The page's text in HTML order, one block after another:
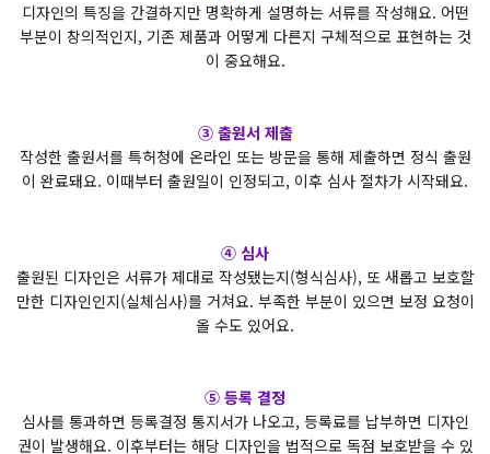
디자인의 특징을 간결하지만 명확하게 설명하는 서류를 작성해요. 어떤
부분이 창의적인지, 기존 제품과 어떻게 다른지 구체적으로 표현하는 것
이 중요해요.
③ 출원서 제출
작성한 출원서를 특허청에 온라인 또는 방문을 통해 제출하면 정식 출원
이 완료돼요. 이때부터 출원일이 인정되고, 이후 심사 절차가 시작돼요.
④ 심사
출원된 디자인은 서류가 제대로 작성됐는지(형식심사), 또 새롭고 보호할
만한 디자인인지(실체심사)를 거쳐요. 부족한 부분이 있으면 보정 요청이
올 수도 있어요.
⑤ 등록 결정
심사를 통과하면 등록결정 통지서가 나오고, 등록료를 납부하면 디자인
권이 발생해요. 이후부터는 해당 디자인을 법적으로 독점 보호받을 수 있